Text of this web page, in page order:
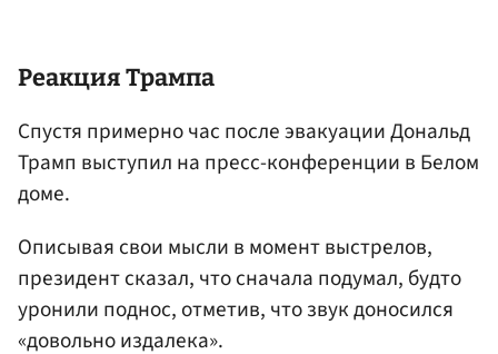
Реакция Трампа
Спустя примерно час после эвакуации Дональд
Трамп выступил на пресс-конференции в Белом
доме.
Описывая свои мысли в момент выстрелов,
президент сказал, что сначала подумал, будто
уронили поднос, отметив, что звук доносился
«довольно издалека».